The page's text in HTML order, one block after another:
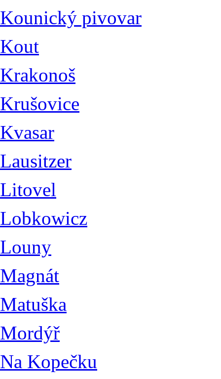
Kounický pivovar
Kout
Krakonoš
Krušovice
Kvasar
Lausitzer
Litovel
Lobkowicz
Louny
Magnát
Matuška
Mordýř
Na Kopečku